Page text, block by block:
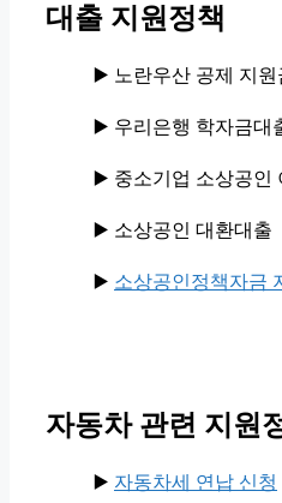
대출 지원정책
▶️ 노란우산 공제 지원
▶️ 우리은행 학자금대
▶️ 중소기업 소상공인
▶️ 소상공인 대환대출
▶️ 소상공인정책자금
자동차 관련 지원
▶️ 자동차세 연납 신청